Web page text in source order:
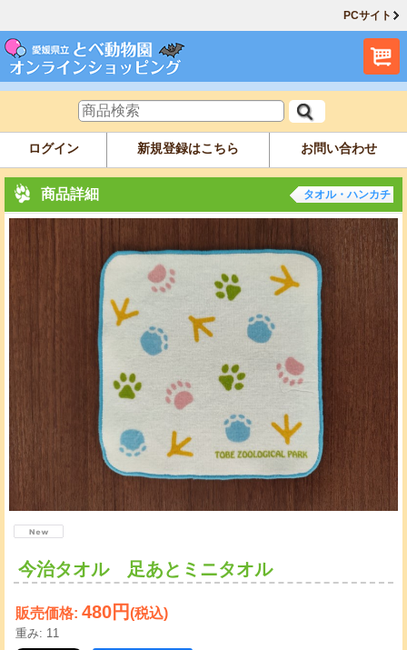
PCサイト
ログイン 新規登録はこちら お問い合わせ
商品詳細 タオル・ハンカチ
今治タオル 足あとミニタオル
販売価格: 480円(税込)
重み: 11